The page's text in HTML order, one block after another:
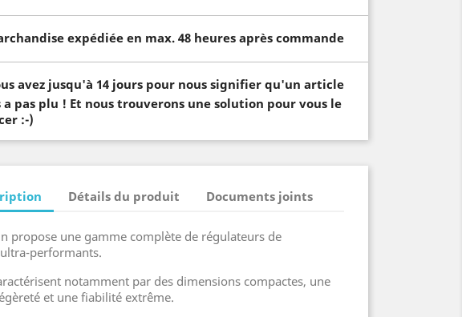
expédiée en max. 48 heures après commande
avez jusqu'à 14 jours pour nous signifier qu'un article
a pas plu ! Et nous trouverons une solution pour vous le
:-)
Détails du produit Documents joints
propose une gamme complète de régulateurs de
performants.
notamment par des dimensions compactes, une
et une fiabilité extrême.